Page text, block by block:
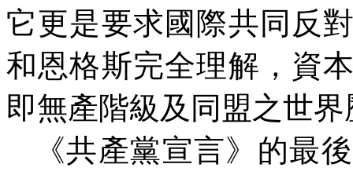
它更是要求國際共同反
和恩格斯完全理解，資
即無產階級及同盟之世
《共產黨宣言》的最